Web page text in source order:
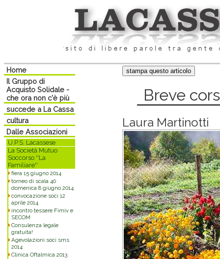
Home
Il Gruppo di
Acquisto Solidale -
che ora non c'è più
succede a La Cassa
cultura
Dalle Associazioni
U.P.S. Lacassese
La Società Mutuo
Soccorso ''La
Familiare''
fiera 15 giugno 2014
torneo di scala 40
domenica 8 giugno 2014
convocazione soci 12
aprile 2014
incontro tessere Fimiv e
SECOM
Consulenza legale
gratuita!
Agevolazioni soci sms
2014
Clinica Oftalmica 2013
Breve
Laura Martinotti